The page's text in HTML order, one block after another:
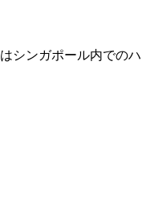
シンガポール内での